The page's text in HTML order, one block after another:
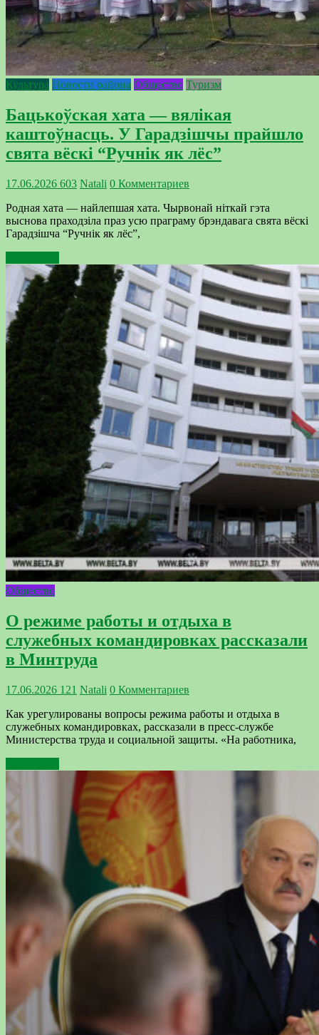
Культура Новости района Общество Туризм
Бацькоўская хата — вялікая
каштоўнасць. У Гарадзішчы прайшло
свята вёскі “Ручнік як лёс”
17.06.2026 603 Natali 0 Комментариев
Родная хата — найлепшая хата. Чырвонай ніткай гэта
выснова праходзіла праз усю праграму брэндавага свята вёскі
Гарадзішча “Ручнік як лёс”,
Общество
О режиме работы и отдыха в
служебных командировках рассказали
в Минтруда
17.06.2026 121 Natali 0 Комментариев
Как урегулированы вопросы режима работы и отдыха в
служебных командировках, рассказали в пресс-службе
Министерства труда и социальной защиты. «На работника,